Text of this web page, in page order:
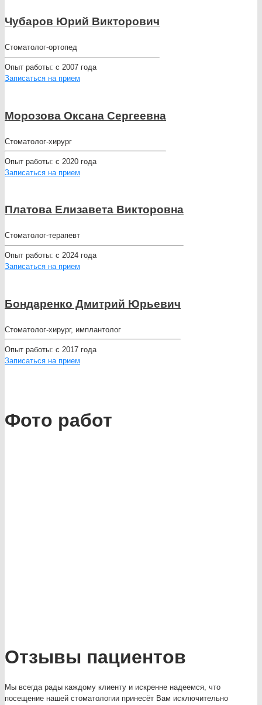
Чубаров Юрий Викторович
Стоматолог-ортопед
Опыт работы: с 2007 года
Записаться на прием
Морозова Оксана Сергеевна
Стоматолог-хирург
Опыт работы: с 2020 года
Записаться на прием
Платова Елизавета Викторовна
Стоматолог-терапевт
Опыт работы: с 2024 года
Записаться на прием
Бондаренко Дмитрий Юрьевич
Стоматолог-хирург, имплантолог
Опыт работы: с 2017 года
Записаться на прием
Фото работ
Отзывы пациентов
Мы всегда рады каждому клиенту и искренне надеемся, что
посещение нашей стоматологии принесёт Вам исключительно